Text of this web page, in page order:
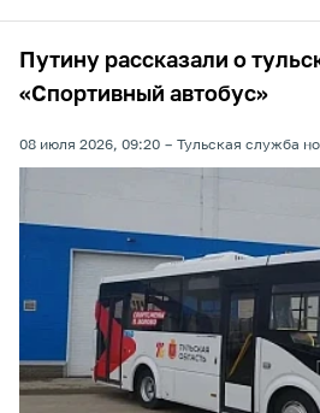
Путину рассказали о
«Спортивный автобус»
08 июля 2026, 09:20 Тульская служба